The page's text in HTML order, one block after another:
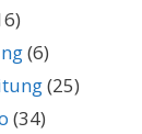
(6)
(25)
(34)